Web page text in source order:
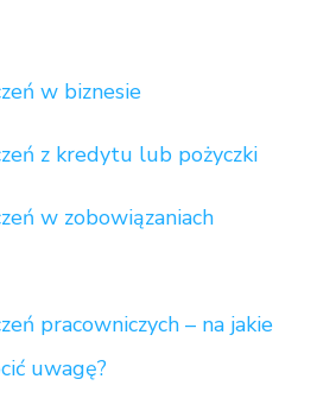
w biznesie
z kredytu lub pożyczki
w zobowiązaniach
pracowniczych – na jakie
uwagę?